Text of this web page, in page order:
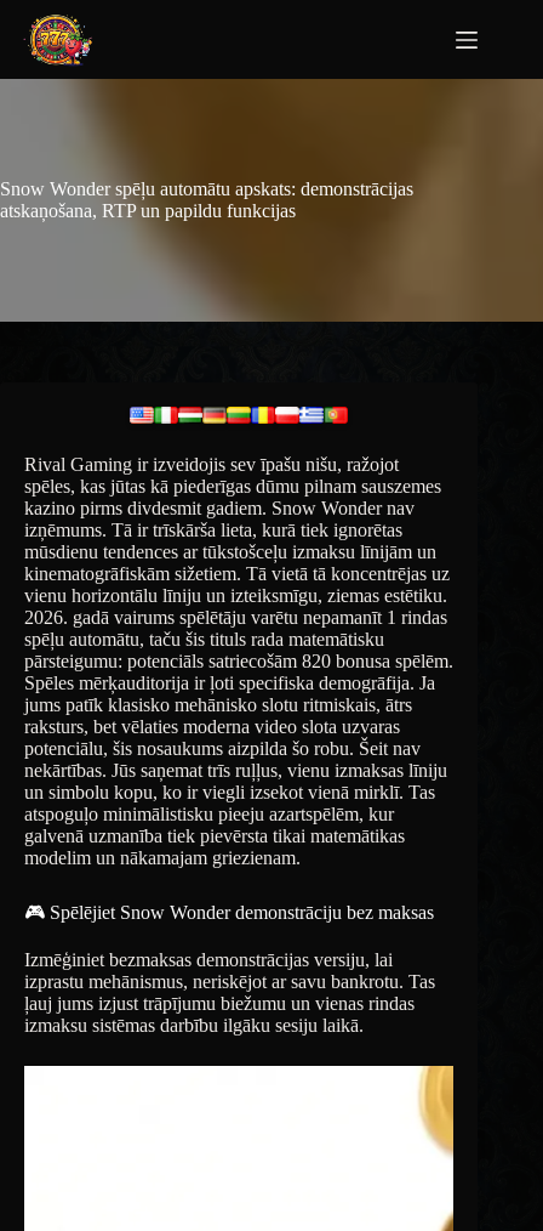
Snow Wonder spēļu automātu apskats: demonstrācijas
atskaņošana, RTP un papildu funkcijas
Rival Gaming ir izveidojis sev īpašu nišu, ražojot
spēles, kas jūtas kā piederīgas dūmu pilnam sauszemes
kazino pirms divdesmit gadiem. Snow Wonder nav
izņēmums. Tā ir trīskārša lieta, kurā tiek ignorētas
mūsdienu tendences ar tūkstošceļu izmaksu līnijām un
kinematogrāfiskām sižetiem. Tā vietā tā koncentrējas uz
vienu horizontālu līniju un izteiksmīgu, ziemas estētiku.
2026. gadā vairums spēlētāju varētu nepamanīt 1 rindas
spēļu automātu, taču šis tituls rada matemātisku
pārsteigumu: potenciāls satriecošām 820 bonusa spēlēm.
Spēles mērķauditorija ir ļoti specifiska demogrāfija. Ja
jums patīk klasisko mehānisko slotu ritmiskais, ātrs
raksturs, bet vēlaties moderna video slota uzvaras
potenciālu, šis nosaukums aizpilda šo robu. Šeit nav
nekārtības. Jūs saņemat trīs ruļļus, vienu izmaksas līniju
un simbolu kopu, ko ir viegli izsekot vienā mirklī. Tas
atspoguļo minimālistisku pieeju azartspēlēm, kur
galvenā uzmanība tiek pievērsta tikai matemātikas
modelim un nākamajam griezienam.
🎮 Spēlējiet Snow Wonder demonstrāciju bez maksas
Izmēģiniet bezmaksas demonstrācijas versiju, lai
izprastu mehānismus, neriskējot ar savu bankrotu. Tas
ļauj jums izjust trāpījumu biežumu un vienas rindas
izmaksu sistēmas darbību ilgāku sesiju laikā.